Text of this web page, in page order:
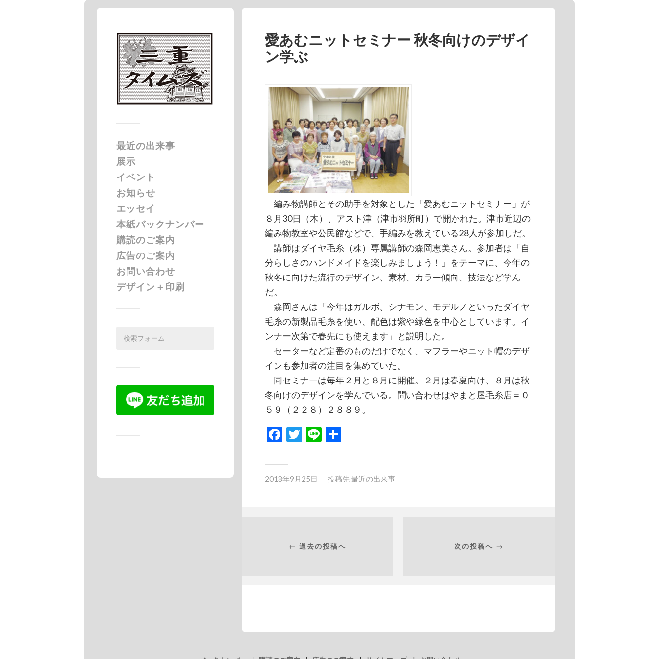
最近の出来事
展示
イベント
お知らせ
エッセイ
本紙バックナンバー
購読のご案内
広告のご案内
お問い合わせ
デザイン＋印刷
愛あむニットセミナー 秋冬向けのデザイ
ン学ぶ
編み物講師とその助手を対象とした「愛あむニットセミナー」が
８月30日（木）、アスト津（津市羽所町）で開かれた。津市近辺の
編み物教室や公民館などで、手編みを教えている28人が参加しだ。
講師はダイヤ毛糸（株）専属講師の森岡恵美さん。参加者は「自
分らしさのハンドメイドを楽しみましょう！」をテーマに、今年の
秋冬に向けた流行のデザイン、素材、カラー傾向、技法など学ん
だ。
森岡さんは「今年はガルボ、シナモン、モデルノといったダイヤ
毛糸の新製品毛糸を使い、配色は紫や緑色を中心としています。イ
ンナー次第で春先にも使えます」と説明した。
セーターなど定番のものだけでなく、マフラーやニット帽のデザ
インも参加者の注目を集めていた。
同セミナーは毎年２月と８月に開催。２月は春夏向け、８月は秋
冬向けのデザインを学んでいる。問い合わせはやまと屋毛糸店＝０
５９（２２８）２８８９。
Facebook
Twitter
Line
2018年9月25日 投稿先最近の出来事
← 過去の投稿へ 次の投稿へ →